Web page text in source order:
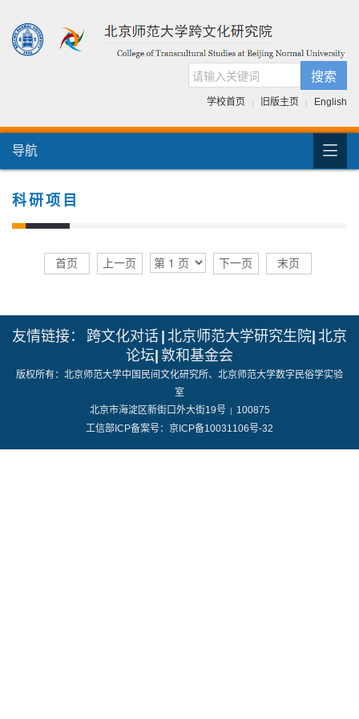
搜索
学校首页 | 旧版主页 | English
导航 
首页
国际交流
人才培养
跨文化书库
数字跨文化工作站
科研项目
首页 上一页 下一页 末页
友情链接： 跨文化对话 北京师范大学研究生院 北京
论坛 敦和基金会
版权所有：北京师范大学中国民间文化研究所、北京师范大学数字民俗学实验
室
北京市海淀区新街口外大街19号
100875
工信部ICP备案号：京ICP备10031106号-32